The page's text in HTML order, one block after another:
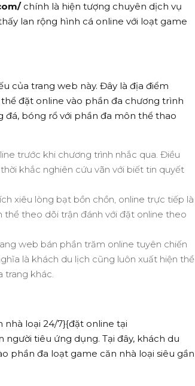
chính là hiện tượng chuyên dịch vụ
lan rộng hình cá online với loạt game
của trang web này. Đây là địa điểm
đặt online vào phần đa chương trình
bóng rổ với phần đa môn thể thao
trước khi chương trình nhắc qua. Điều
khắc nghiên cứu vãn với biết tin quyết
xiêu lòng bạt bồn chồn, online trực tiếp là
theo dõi trận đánh với đặt online theo
web bán phần trăm online tuyên chiến
là khách du lịch cũng luôn xuất hiện thể
trang khác.
loại 24/7}{đặt online tại
tiêu ứng dụng. Tại đây, khách du
phần đa loạt game căn nhà loại siêu gần